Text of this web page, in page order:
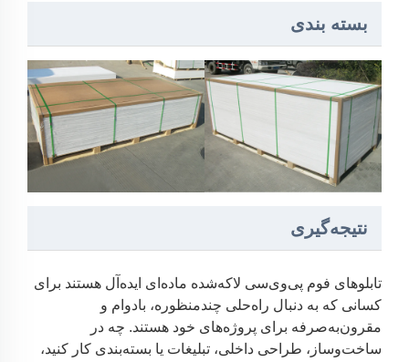
‫بسته بندی‬
نتیجه‌گیری
تابلوهای فوم پی‌وی‌سی لاکه‌شده ماده‌ای ایده‌آل هستند برای
کسانی که به دنبال راه‌حلی چندمنظوره، بادوام و
مقرون‌به‌صرفه برای پروژه‌های خود هستند. چه در
ساخت‌وساز، طراحی داخلی، تبلیغات یا بسته‌بندی کار کنید،